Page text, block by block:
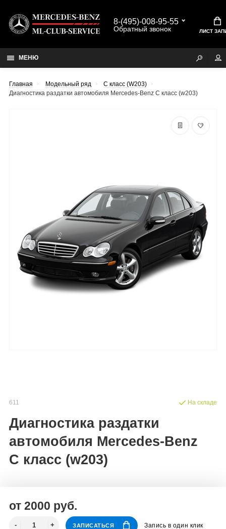
8-(495)-008-95-55
Обратный звонок ЛИСТ
МЕНЮ
Главная Модельный ряд
C класс (W203)
Диагностика раздатки автомобиля Mercedes-Benz C класс (w203)
611
Диагностика раздатки
автомобиля Mercedes-Benz
C класс (w203)
На складе
от 2000 руб.
ЗАПИСАТЬСЯ Запись в один клик